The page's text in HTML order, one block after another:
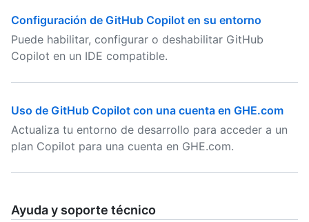
Configuración de GitHub Copilot en su entorno
Puede habilitar, configurar o deshabilitar GitHub
Copilot en un IDE compatible.
Uso de GitHub Copilot con una cuenta en GHE.com
Actualiza tu entorno de desarrollo para acceder a un
plan Copilot para una cuenta en GHE.com.
Ayuda y soporte técnico